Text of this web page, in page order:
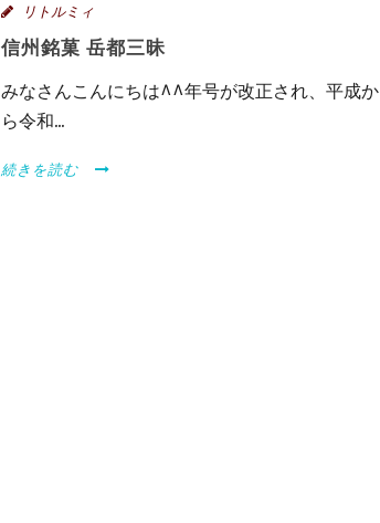
リトルミィ
信州銘菓 岳都三昧
みなさんこんにちは^^年号が改正され、平成か
ら令和...
続きを読む